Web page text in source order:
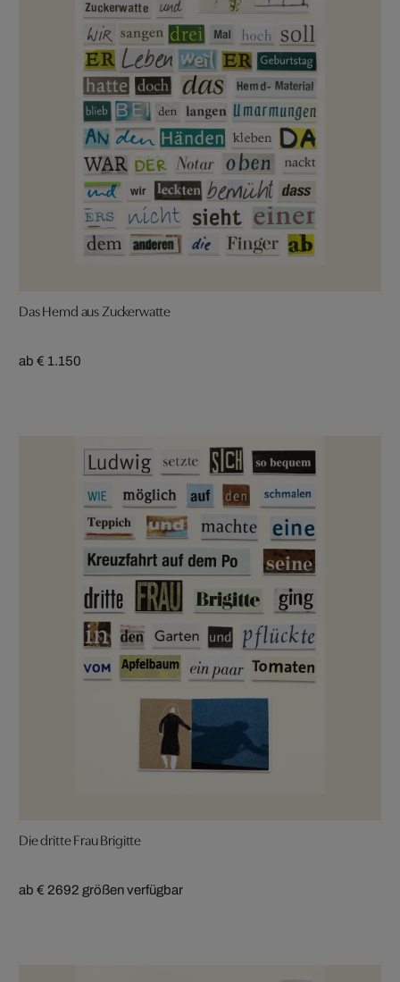
Das Hemd aus Zuckerwatte
ab € 1.150
Die dritte Frau Brigitte
ab € 2692 größen verfügbar